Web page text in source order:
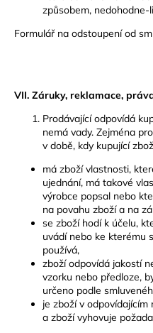
způsobem, nedohodne-
Formulář na odstoupení od
VII. Záruky, reklamace,
Prodávající odpovídá
nemá vady. Zejména
v době, kdy kupující
má zboží vlastnosti,
ujednání, má takové
výrobce popsal nebo
na povahu zboží a na
se zboží hodí k účelu,
uvádí nebo ke kterému
používá,
zboží odpovídá jakostí
vzorku nebo předloze,
určeno podle
je zboží v
a zboží vyhovuje